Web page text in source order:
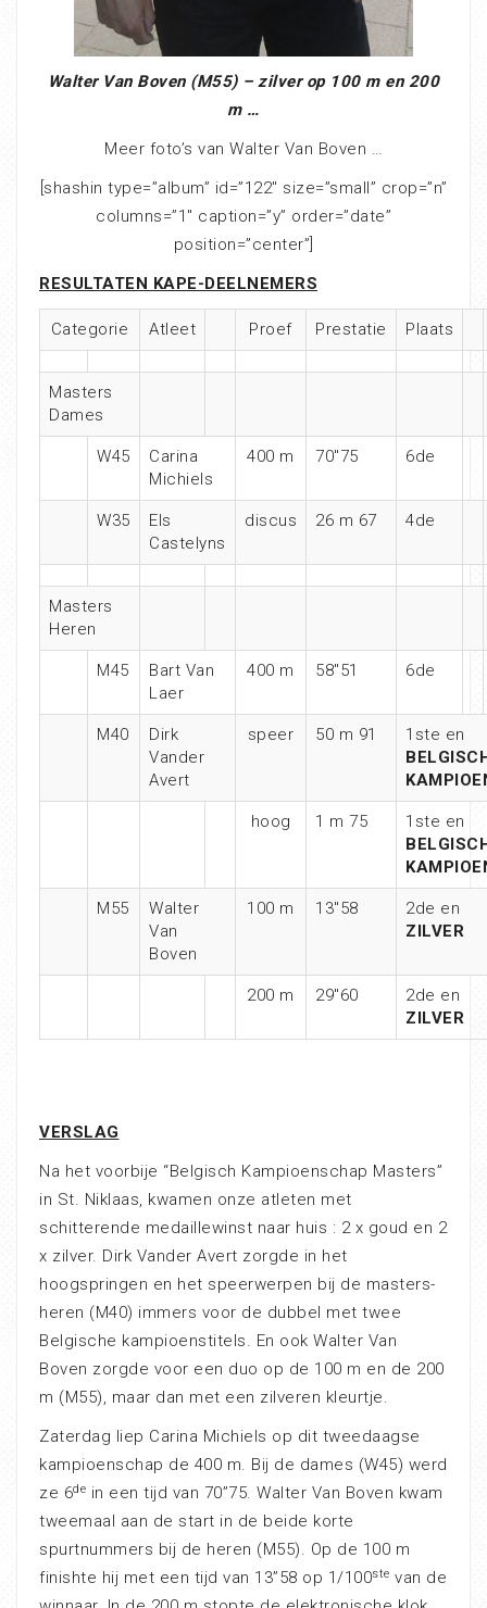
Walter Van Boven (M55) – zilver op 100 m en 200
m …
Meer foto’s van Walter Van Boven …
[shashin type=”album” id=”122″ size=”small” crop=”n”
columns=”1″ caption=”y” order=”date”
position=”center”]
RESULTATEN KAPE-DEELNEMERS
Categorie Atleet Proef Prestatie Plaats
Masters
Dames
W45
Carina
Michiels
400 m 70″75 6de
W35
Els
Castelyns
discus 26 m 67 4de
Masters
Heren
M45
Bart Van
Laer
400 m 58″51 6de
M40
Dirk
Vander
Avert
speer 50 m 91
1ste en
hoog 1 m 75
1ste en
M55
Walter
Van
Boven
100 m 13″58
2de en
ZILVER
200 m 29″60
2de en
ZILVER
VERSLAG
Na het voorbije “Belgisch Kampioenschap Masters”
in St. Niklaas, kwamen onze atleten met
schitterende medaillewinst naar huis : 2 x goud en 2
x zilver. Dirk Vander Avert zorgde in het
hoogspringen en het speerwerpen bij de masters-
heren (M40) immers voor de dubbel met twee
Belgische kampioenstitels. En ook Walter Van
Boven zorgde voor een duo op de 100 m en de 200
m (M55), maar dan met een zilveren kleurtje.
Zaterdag liep Carina Michiels op dit tweedaagse
kampioenschap de 400 m. Bij de dames (W45) werd
ze 6de in een tijd van 70”75. Walter Van Boven kwam
tweemaal aan de start in de beide korte
spurtnummers bij de heren (M55). Op de 100 m
finishte hij met een tijd van 13”58 op 1/100ste van de